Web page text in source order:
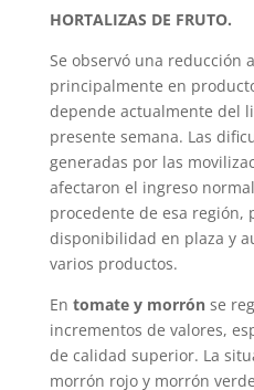
HORTALIZAS DE FRUTO.
Se observó una reducción
principalmente en
depende actualmente del
presente semana. Las
generadas por las
afectaron el ingreso
procedente de esa región,
disponibilidad en plaza y
varios productos.
En tomate y morrónse
incrementos de valores,
de calidad superior. La
morrón rojo y morrón